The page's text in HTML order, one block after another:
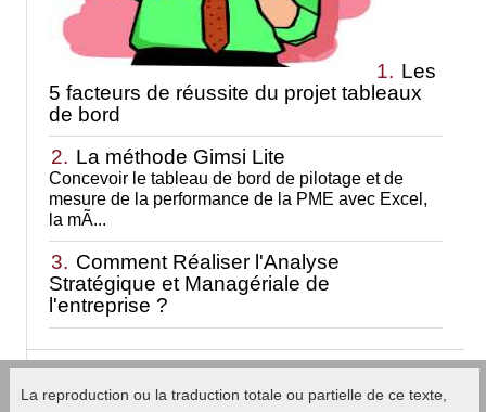
1. Les
5 facteurs de réussite du projet tableaux
de bord
2. La méthode Gimsi Lite
Concevoir le tableau de bord de pilotage et de
mesure de la performance de la PME avec Excel,
la mÃ...
3. Comment Réaliser l'Analyse
Stratégique et Managériale de
l'entreprise ?
La reproduction ou la traduction totale ou partielle de ce texte,